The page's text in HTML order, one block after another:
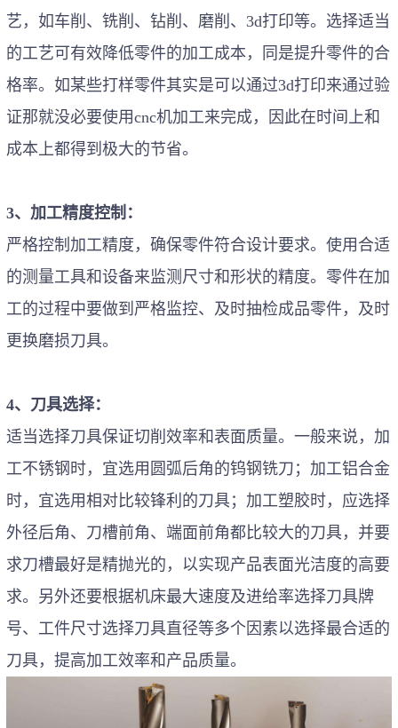
艺，如车削、铣削、钻削、磨削 、 3d打印等。 选择适当
的工艺可有效降低零件的加工成本，同是提升零件的合
格率。如某些打样零件其实是可以通过3d打印来通过验
证那就没必要使用cnc机加工来完成，因此在时间上和
成本上都得到极大的节省。
3、加工精度控制：
严格控制加工精度，确保零件符合设计要求。使用合适
的测量工具和设备来监测尺寸和形状的精度。 零件在加
工的过程中要做到严格监控、及时抽检成品零件，及时
更换磨损刀具。
4、刀具选择：
适当选择刀具保证切削效率和表面质量。一般来说，加
工不锈钢时，宜选用圆弧后角的钨钢铣刀；加工铝合金
时，宜选用相对比较锋利的刀具；加工塑胶时，应选择
外径后角、刀槽前角、端面前角都比较大的刀具，并要
求刀槽最好是精抛光的，以实现产品表面光洁度的高要
求。 另外还要根据机床最大速度及进给率选择刀具牌
号、工件尺寸选择刀具直径等多个因素以选择最合适的
刀具，提高加工效率和产品质量。